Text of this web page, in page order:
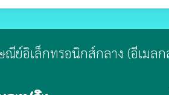
ณีย์อิเล็กทรอนิกส์กลาง (อีเมลก